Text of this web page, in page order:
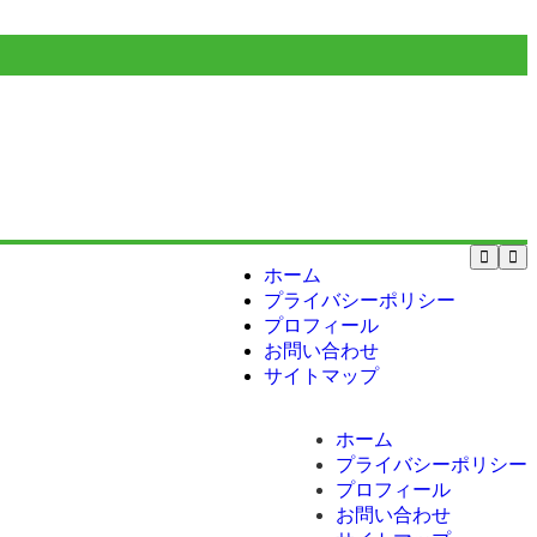
ホーム
プライバシーポリシー
プロフィール
お問い合わせ
サイトマップ
ホーム
プライバシーポリシー
プロフィール
お問い合わせ